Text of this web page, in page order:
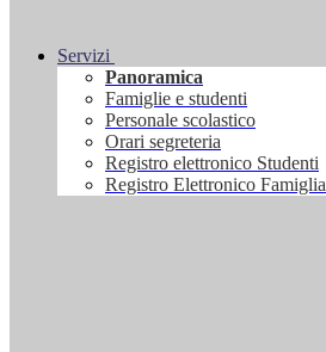
Servizi
Panoramica
Famiglie e studenti
Personale scolastico
Orari segreteria
Registro elettronico Studenti
Registro Elettronico Famiglia